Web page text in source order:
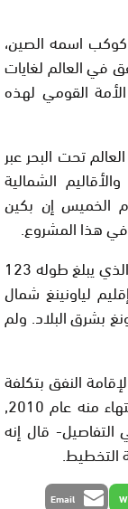
اسمه الصين،
في العالم لغايات
القومي لهذه
تحت البحر عبر
الشمالية
الخميس إن بكين
وذكر موقع “تشاينا إيكونوميك نت” أن النفق الذي يبلغ طوله 123
لياونينغ شمال
بشرق البلاد. ولم
عام 1994 عن خطط لإقامة النفق بتكلفة
تبلغ عشرة مليارات دولار, وحددت موعد الانتهاء منه عام 2010,
قال إنه
Email